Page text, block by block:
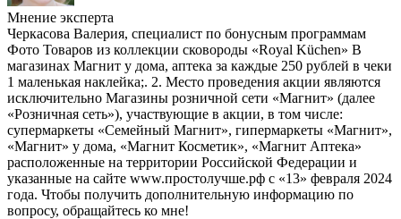
Мнение эксперта
Черкасова Валерия, специалист по бонусным программам
Фото Товаров из коллекции сковороды «Royal Küchen» В
магазинах Магнит у дома, аптека за каждые 250 рублей в чеки
1 маленькая наклейка;. 2. Место проведения акции являются
исключительно Магазины розничной сети «Магнит» (далее
«Розничная сеть»), участвующие в акции, в том числе:
супермаркеты «Семейный Магнит», гипермаркеты «Магнит»,
«Магнит» у дома, «Магнит Косметик», «Магнит Аптека»
расположенные на территории Российской Федерации и
указанные на сайте www.простолучше.рф с «13» февраля 2024
года. Чтобы получить дополнительную информацию по
вопросу, обращайтесь ко мне!